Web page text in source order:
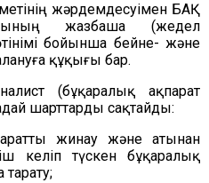
жәрдемдесуімен БАҚ
жазбаша (жедел
бойынша бейне- және
құқығы бар.
(бұқаралық ақпарат
шарттарды сақтайды:
жинау және атынан
келіп түскен бұқаралық